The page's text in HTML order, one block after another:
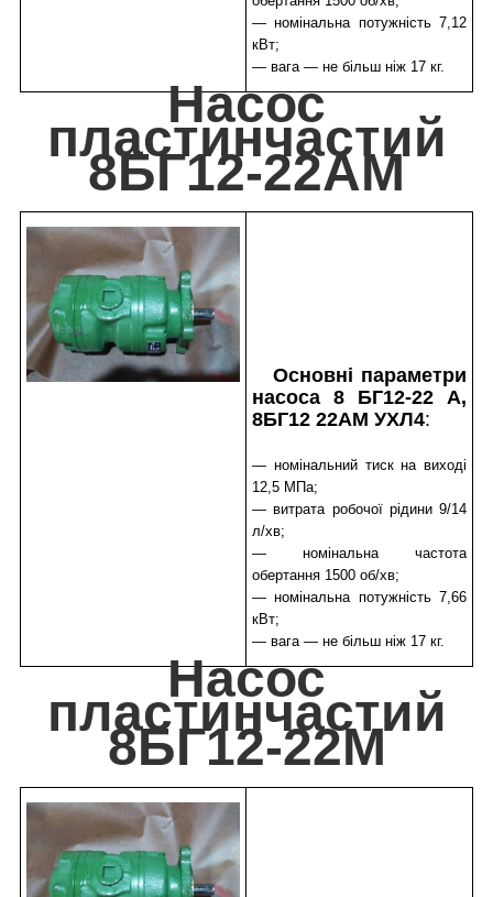
— номінальна потужність 7,12
кВт;
— вага — не більш ніж 17 кг.
Насос
пластинчастий
8БГ12-22АМ
Основні параметри
насоса 8 БГ12-22 А,
8БГ12 22АМ УХЛ4:
— номінальний тиск на виході
12,5 МПа;
— витрата робочої рідини 9/14
л/хв;
— номінальна частота
обертання 1500 об/хв;
— номінальна потужність 7,66
кВт;
— вага — не більш ніж 17 кг.
Насос
пластинчастий
8БГ12-22М